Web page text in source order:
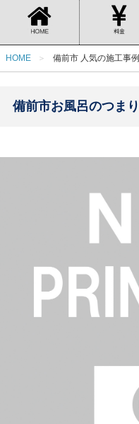
HOME 備前市 人気の施工事例
備前市お風呂のつまり